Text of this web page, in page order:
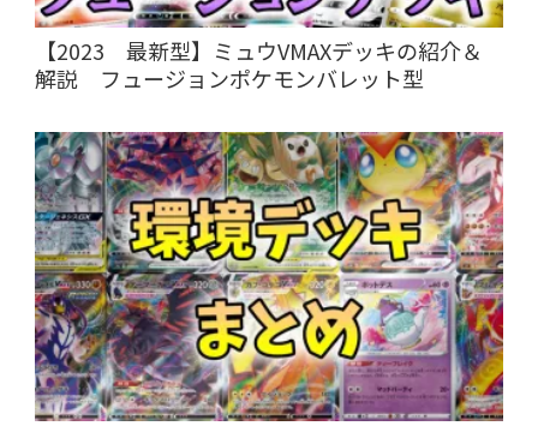
【2023 最新型】ミュウVMAXデッキの紹介＆
解説 フュージョンポケモンバレット型